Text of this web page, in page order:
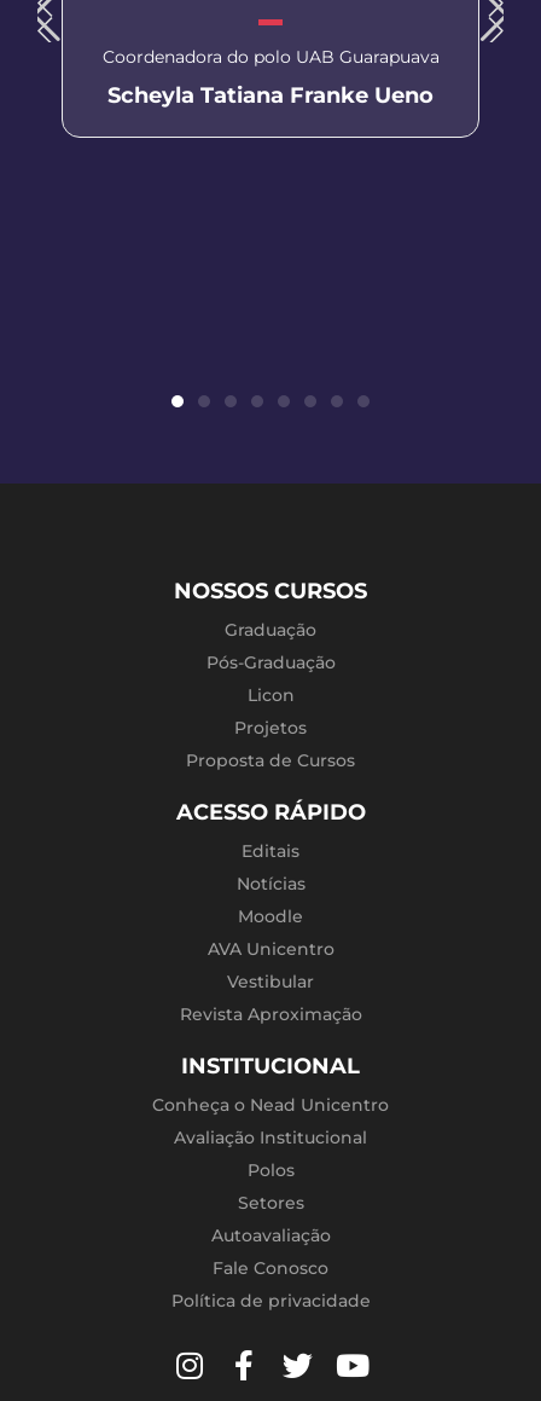
Coordenadora do polo UAB Guarapuava
Scheyla Tatiana Franke Ueno
NOSSOS CURSOS
Graduação
Pós-Graduação
Licon
Projetos
Proposta de Cursos
ACESSO RÁPIDO
Editais
Notícias
Moodle
AVA Unicentro
Vestibular
Revista Aproximação
INSTITUCIONAL
Conheça o Nead Unicentro
Avaliação Institucional
Polos
Setores
Autoavaliação
Fale Conosco
Política de privacidade